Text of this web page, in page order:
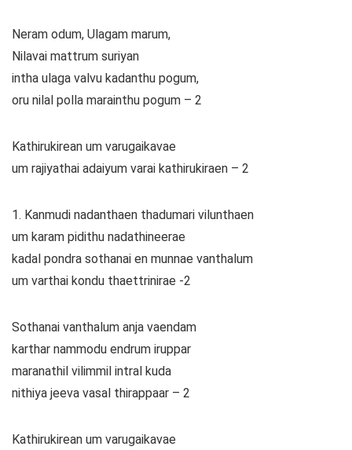
Neram odum, Ulagam marum,
Nilavai mattrum suriyan
intha ulaga valvu kadanthu pogum,
oru nilal polla marainthu pogum – 2
Kathirukirean um varugaikavae
um rajiyathai adaiyum varai kathirukiraen – 2
1. Kanmudi nadanthaen thadumari vilunthaen
um karam pidithu nadathineerae
kadal pondra sothanai en munnae vanthalum
um varthai kondu thaettrinirae -2
Sothanai vanthalum anja vaendam
karthar nammodu endrum iruppar
maranathil vilimmil intral kuda
nithiya jeeva vasal thirappaar – 2
Kathirukirean um varugaikavae